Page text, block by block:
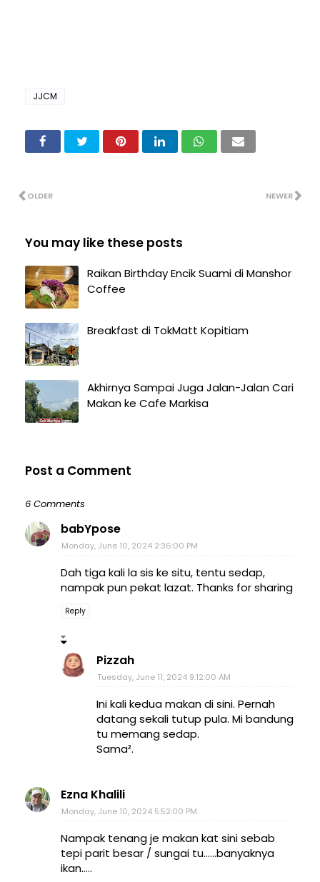
JJCM
NEWER
OLDER
You may like these posts
Raikan Birthday Encik Suami di Manshor
Coffee
Breakfast di TokMatt Kopitiam
Akhirnya Sampai Juga Jalan-Jalan Cari
Makan ke Cafe Markisa
Post a Comment
6 Comments
babYpose
Monday, June 10, 2024 2:36:00 PM
Dah tiga kali la sis ke situ, tentu sedap,
nampak pun pekat lazat. Thanks for sharing
Reply
Pizzah
Tuesday, June 11, 2024 9:12:00 AM
Ini kali kedua makan di sini. Pernah
datang sekali tutup pula. Mi bandung
tu memang sedap.
Sama².
Ezna Khalili
Monday, June 10, 2024 5:52:00 PM
Nampak tenang je makan kat sini sebab
tepi parit besar / sungai tu......banyaknya
ikan.....